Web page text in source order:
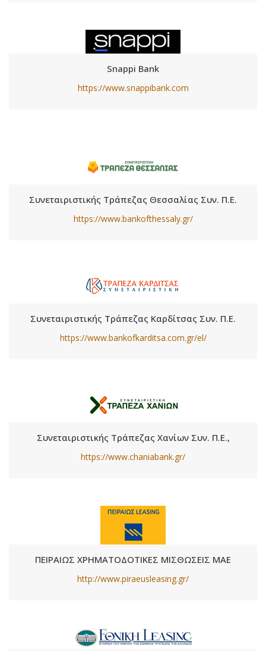
Snappi Bank
https://www.snappibank.com
Συνεταιριστικής Τράπεζας Θεσσαλίας Συν. Π.Ε.
https://www.bankofthessaly.gr/
Συνεταιριστικής Τράπεζας Καρδίτσας Συν. Π.Ε.
https://www.bankofkarditsa.com.gr/el/
Συνεταιριστικής Τράπεζας Χανίων Συν. Π.Ε.,
https://www.chaniabank.gr/
ΠΕΙΡΑΙΩΣ ΧΡΗΜΑΤΟΔΟΤΙΚΕΣ ΜΙΣΘΩΣΕΙΣ ΜΑΕ
http://www.piraeusleasing.gr/